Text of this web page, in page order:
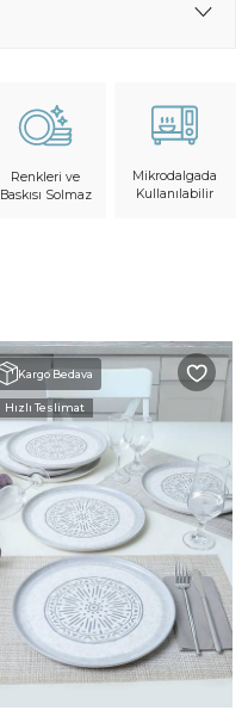
Renkleri ve
Baskısı Solmaz
Mikrodalgada
Kullanılabilir
Kargo Bedava
Hızlı Teslimat